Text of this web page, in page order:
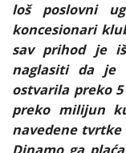
loš poslovni
koncesionari
sav prihod je
naglasiti da je
ostvarila preko
preko milijun
navedene tvrtke